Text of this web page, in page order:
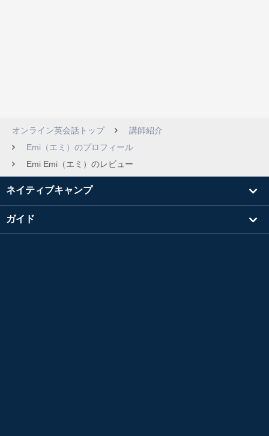
オンライン英会話トップ
講師紹介
Emi（エミ）のプロフィール
Emi Emi（エミ）のレビュー
ネイティブキャンプ
ガイド